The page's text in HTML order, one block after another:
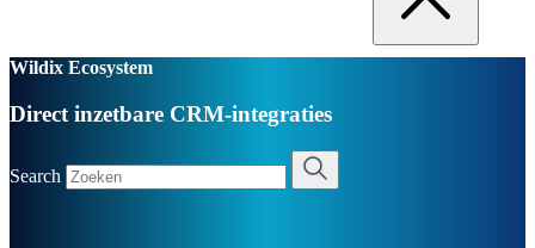
Wildix Ecosystem
Direct inzetbare CRM-integraties
Search